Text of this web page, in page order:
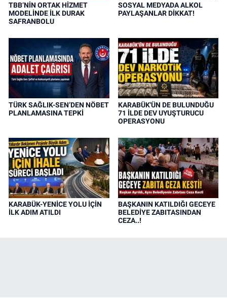
TBB’NİN ORTAK HİZMET
MODELİNDE İLK DURAK
SAFRANBOLU
SOSYAL MEDYADA ALKOL
PAYLAŞANLAR DİKKAT!
TÜRK SAĞLIK-SEN’DEN NÖBET
PLANLAMASINA TEPKİ
KARABÜK'ÜN DE BULUNDUĞU
71 İLDE DEV UYUŞTURUCU
OPERASYONU
KARABÜK-YENİCE YOLU İÇİN
İLK ADIM ATILDI
BAŞKANIN KATILDIĞI GECEYE
BELEDİYE ZABITASINDAN
CEZA..!